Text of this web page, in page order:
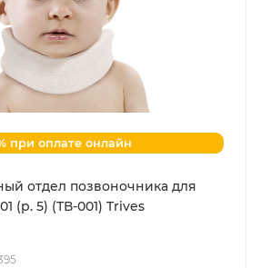
при оплате онлайн
отдел позвоночника для
грудничков Т.51.01 (р. 5) (ТВ-001) Trives